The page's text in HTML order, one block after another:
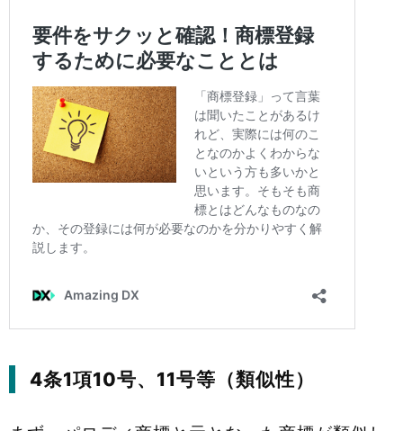
4条1項10号、11号等（類似性）